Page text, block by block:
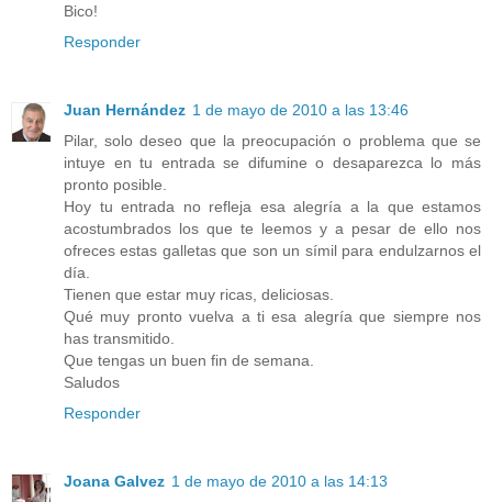
Bico!
Responder
Juan Hernández 1 de mayo de 2010 a las 13:46
Pilar, solo deseo que la preocupación o problema que se
intuye en tu entrada se difumine o desaparezca lo más
pronto posible.
Hoy tu entrada no refleja esa alegría a la que estamos
acostumbrados los que te leemos y a pesar de ello nos
ofreces estas galletas que son un símil para endulzarnos el
día.
Tienen que estar muy ricas, deliciosas.
Qué muy pronto vuelva a ti esa alegría que siempre nos
has transmitido.
Que tengas un buen fin de semana.
Saludos
Responder
Joana Galvez 1 de mayo de 2010 a las 14:13